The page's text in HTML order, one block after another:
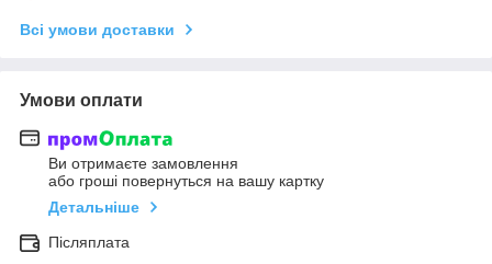
Всі умови доставки
Умови оплати
Ви отримаєте замовлення
або гроші повернуться на вашу картку
Детальніше
Післяплата